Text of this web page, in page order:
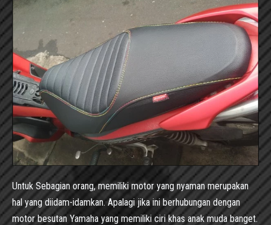
Untuk Sebagian orang, memiliki motor yang nyaman merupakan
hal yang diidam-idamkan. Apalagi jika ini berhubungan dengan
motor besutan Yamaha yang memiliki ciri khas anak muda banget.